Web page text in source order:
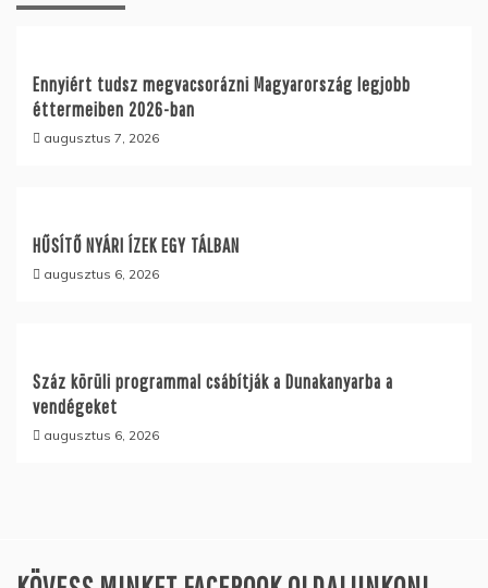
Ennyiért tudsz megvacsorázni Magyarország legjobb
éttermeiben 2026-ban
augusztus 7, 2026
HŰSÍTŐ NYÁRI ÍZEK EGY TÁLBAN
augusztus 6, 2026
Száz körüli programmal csábítják a Dunakanyarba a
vendégeket
augusztus 6, 2026